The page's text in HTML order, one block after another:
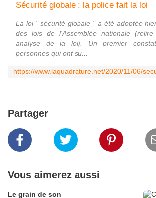
Sécurité globale : la police fait la loi
La loi " sécurité globale " a été adoptée
des lois de l'Assemblée nationale
analyse de la loi). Un premier
personnes qui ont su...
Partager
Vous aimerez aussi
Le grain de son